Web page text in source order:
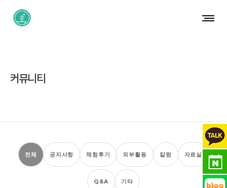
커뮤니티
전체 공지사항 체험후기 외부활동 칼럼 자료실
Q&A 기타